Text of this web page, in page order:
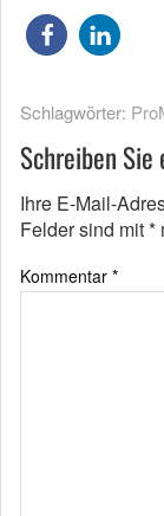
Schlagwörter:
Schreiben
Ihre E-Mail-
Felder sind mit*
Kommentar *